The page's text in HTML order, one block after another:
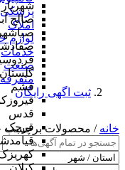
شهریار
صالح
گلستان
فشم
قدس
قرچک
پزشکی
املاک
خدمات
صنعت
متفرقه
ثبت اگهی رایگان
خانه / محصولات برچسب